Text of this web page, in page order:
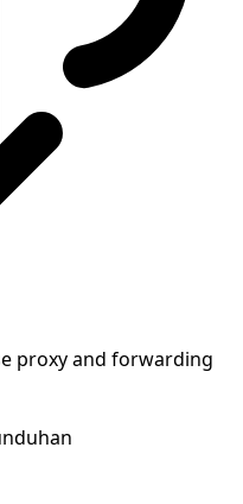
proxy and forwarding